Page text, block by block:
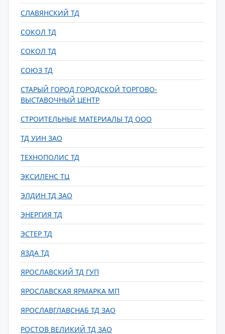
СЛАВЯНСКИЙ ТД
СОКОЛ ТД
СОКОЛ ТД
СОЮЗ ТД
СТАРЫЙ ГОРОД ГОРОДСКОЙ ТОРГОВО-
ВЫСТАВОЧНЫЙ ЦЕНТР
СТРОИТЕЛЬНЫЕ МАТЕРИАЛЫ ТД ООО
ТД УИН ЗАО
ТЕХНОПОЛИС ТД
ЭКСИЛЕНС ТЦ
ЭЛДИН ТД ЗАО
ЭНЕРГИЯ ТД
ЭСТЕР ТД
ЯЗДА ТД
ЯРОСЛАВСКИЙ ТД ГУП
ЯРОСЛАВСКАЯ ЯРМАРКА МП
ЯРОСЛАВГЛАВСНАБ ТД ЗАО
РОСТОВ ВЕЛИКИЙ ТД ЗАО